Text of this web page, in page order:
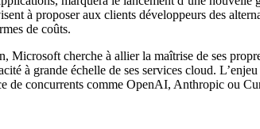
à proposer aux clients développeurs des
de coûts.
Microsoft cherche à allier la maîtrise de ses
à grande échelle de ses services cloud.
de concurrents comme OpenAI, Anthropic ou